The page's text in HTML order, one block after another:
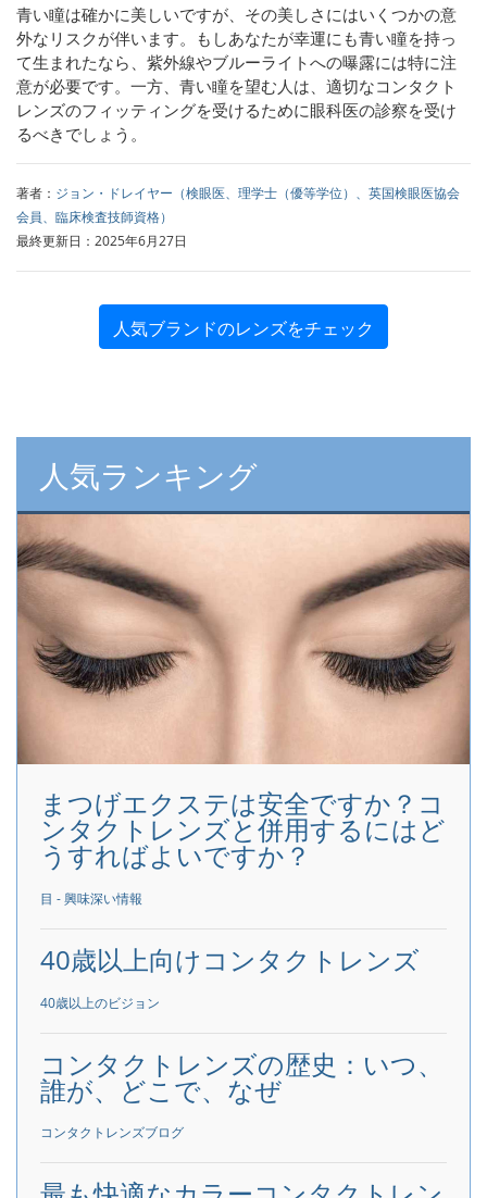
青い瞳は確かに美しいですが、その美しさにはいくつかの意
外なリスクが伴います。もしあなたが幸運にも青い瞳を持っ
て生まれたなら、紫外線やブルーライトへの曝露には特に注
意が必要です。一方、青い瞳を望む人は、適切なコンタクト
レンズのフィッティングを受けるために眼科医の診察を受け
るべきでしょう。
著者： ジョン・ドレイヤー（検眼医、理学士（優等学位）、英国検眼医協会
会員、臨床検査技師資格）
最終更新日：2025年6月27日
人気ブランドのレンズをチェック
人気ランキング
まつげエクステは安全ですか？コ
ンタクトレンズと併用するにはど
うすればよいですか？
目 - 興味深い情報
40歳以上向けコンタクトレンズ
40歳以上のビジョン
コンタクトレンズの歴史：いつ、
誰が、どこで、なぜ
コンタクトレンズブログ